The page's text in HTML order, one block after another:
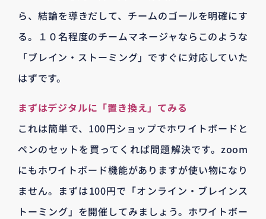
ら、結論を導きだして、チームのゴールを明確にす
る。１０名程度のチームマネージャならこのような
「ブレイン・ストーミング」ですぐに対応していた
はずです。
まずはデジタルに「置き換え」てみる
これは簡単で、100円ショップでホワイトボードと
ペンのセットを買ってくれば問題解決です。zoom
にもホワイトボード機能がありますが使い物になり
ません。まずは100円で「オンライン・ブレインス
トーミング」を開催してみましょう。ホワイトボー